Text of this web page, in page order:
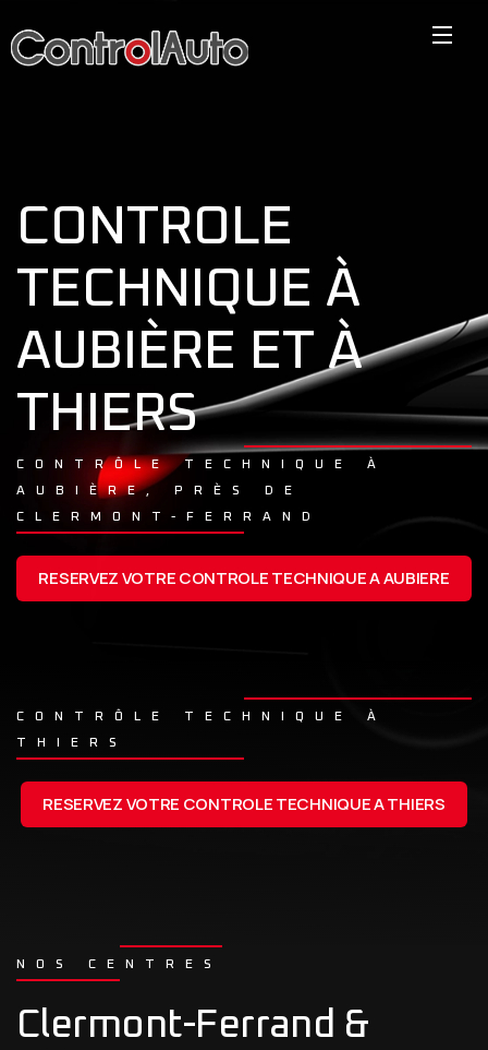
CONTROLE
TECHNIQUE À
AUBIÈRE ET À
THIERS
CONTRÔLE TECHNIQUE À
AUBIÈRE, PRÈS DE
CLERMONT-FERRAND
RESERVEZ VOTRE CONTROLE TECHNIQUE A AUBIERE
CONTRÔLE TECHNIQUE À
THIERS
RESERVEZ VOTRE CONTROLE TECHNIQUE A THIERS
NOS CENTRES
Clermont-Ferrand &